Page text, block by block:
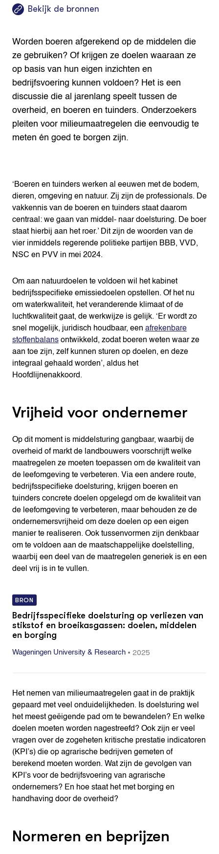
Search the Knowledge base
Bekijk de bronnen
Worden boeren afgerekend op de middelen die
ze gebruiken? Of krijgen ze doelen waaraan ze
op basis van hun eigen inzichten en
bedrijfsvoering kunnen voldoen? Het is een
discussie die al jarenlang speelt tussen de
overheid, en boeren en tuinders. Onderzoekers
pleiten voor milieumaatregelen die eenvoudig te
meten én goed te borgen zijn.
‘Boeren en tuinders werken al eeuwen met de bodem,
dieren, omgeving en natuur. Zij zijn de professionals. De
vakkennis van de boeren en tuinders staat daarom
centraal: we gaan van middel- naar doelsturing. De boer
staat hierbij aan het roer.’ Dit zijn de woorden van de
vier inmiddels regerende politieke partijen BBB, VVD,
NSC en PVV in mei 2024.
Om aan natuurdoelen te voldoen wil het kabinet
bedrijfsspecifieke emissiedoelen opstellen. Of het nu
om waterkwaliteit, het veranderende klimaat of de
luchtkwaliteit gaat, de werkwijze is gelijk. ‘Er wordt zo
snel mogelijk, juridisch houdbaar, een afrekenbare
stoffenbalansontwikkeld, zodat boeren weten waar ze
aan toe zijn, zelf kunnen sturen op doelen, en deze
integraal gehaald worden’, aldus het
Hoofdlijnenakkoord.
Vrijheid voor ondernemer
Op dit moment is middelsturing gangbaar, waarbij de
overheid of markt de landbouwers voorschrijft welke
maatregelen ze moeten toepassen om de kwaliteit van
de leefomgeving te verbeteren. Via een andere route,
bedrijfsspecifieke doelsturing, krijgen boeren en
tuinders concrete doelen opgelegd om de kwaliteit van
de leefomgeving te verbeteren, maar behouden ze de
ondernemersvrijheid om deze doelen op een eigen
manier te realiseren. Ook tussenvormen zijn denkbaar
om te voldoen aan de maatschappelijke doelstelling,
waarbij een deel van de maatregelen generiek is en een
deel vrij is in te vullen.
BRON
Bedrijfsspecifieke doelsturing op verliezen van
stikstof en broeikasgassen: doelen, middelen
en borging
Wageningen University & Research• 2025
Het nemen van milieumaatregelen gaat in de praktijk
gepaard met veel onduidelijkheden. Is doelsturing wel
het meest geëigende pad om te bewandelen? En welke
doelen moeten worden nagestreefd? Ook zijn er veel
vragen over de zogeheten kritische prestatie indicatoren
(KPI’s) die op agrarische bedrijven gemeten of
berekend moeten worden. Wat zijn de gevolgen van
KPI’s voor de bedrijfsvoering van agrarische
ondernemers? En hoe staat het met borging en
handhaving door de overheid?
Normeren en beprijzen